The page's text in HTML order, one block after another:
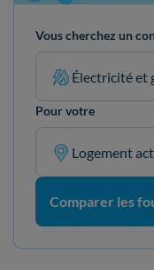
Vous cherchez un
Électricité et
Pour votre
Logement
Comparer les